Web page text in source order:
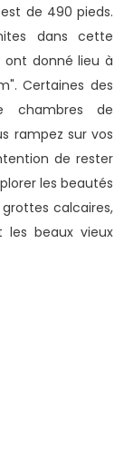
de 490 pieds.
dans cette
donné lieu à
Certaines des
chambres de
rampez sur vos
de rester
les beautés
calcaires,
les beaux vieux